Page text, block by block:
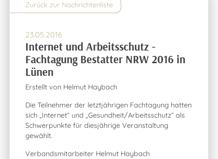
Zurück zur Nachrichtenliste
23.05.2016
Internet und Arbeitsschutz -
Fachtagung Bestatter NRW 2016 in
Lünen
Erstellt von Helmut Haybach
Die Teilnehmer der letztjährigen Fachtagung hatten
sich „Internet“ und „Gesundheit/Arbeitsschutz“ als
Schwerpunkte für diesjährige Veranstaltung
gewählt.
Verbandsmitarbeiter Helmut Haybach